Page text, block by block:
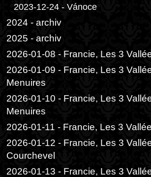
2023-12-24 - Vánoce
2024 - archiv
2025 - archiv
2026-01-08 - Francie, Les 3
2026-01-09 - Francie, Les 3
Menuires
2026-01-10 - Francie, Les 3
Menuires
2026-01-11 - Francie, Les 3
2026-01-12 - Francie, Les 3
Courchevel
2026-01-13 - Francie, Les 3